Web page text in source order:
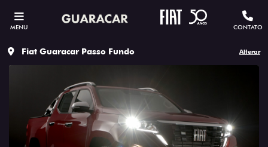
MENU CONTATO
Fiat Guaracar Passo Fundo Alterar